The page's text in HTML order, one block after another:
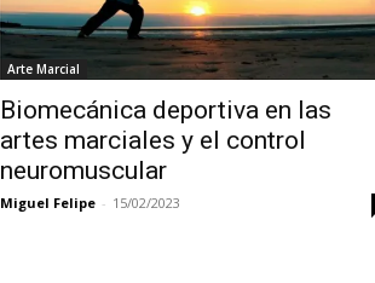
Arte Marcial
Biomecánica deportiva en las
artes marciales y el control
neuromuscular
Miguel Felipe - 15/02/2023